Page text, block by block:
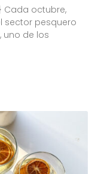
Cada octubre,
sector pesquero
uno de los